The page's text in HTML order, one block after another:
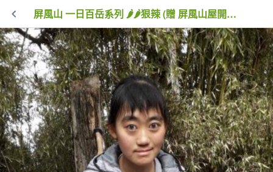
屏風山 一日百岳系列 🌶🌶狠辣 (贈 屏風山屋開箱筆記)~錦毛鼠 百岳行